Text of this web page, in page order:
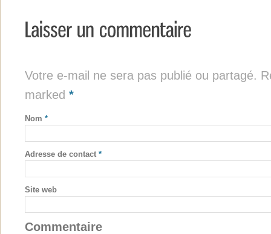
Votre e-mail ne sera pas publié ou partagé.
marked *
Nom *
Adresse de contact *
Site web
Commentaire